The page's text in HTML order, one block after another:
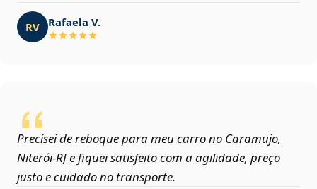
RV Rafaela V.
Precisei de reboque para meu carro no Caramujo,
Niterói‑RJ e fiquei satisfeito com a agilidade, preço
justo e cuidado no transporte.